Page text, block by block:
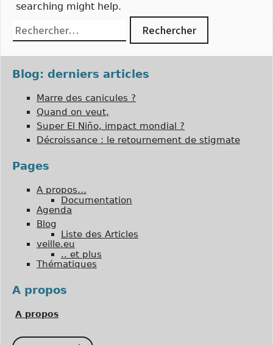
searching might help.
Blog: derniers articles
Marre des canicules ?
Quand on veut,
Super El Niño, impact mondial ?
Décroissance : le retournement de stigmate
Pages
A propos…
Documentation
Agenda
Blog
Liste des Articles
veille.eu
.. et plus
Thématiques
A propos
A propos